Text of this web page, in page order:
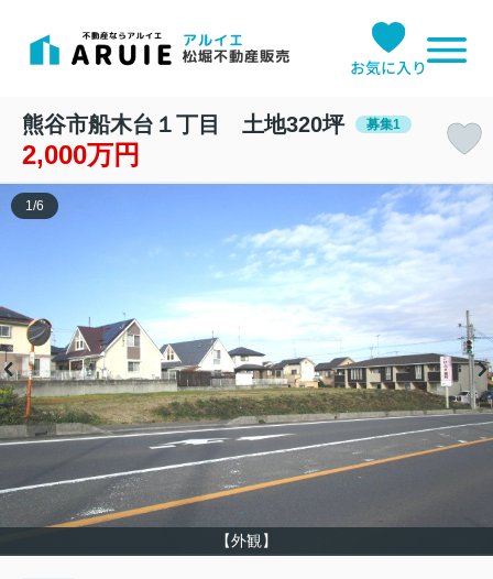
お気に入り
熊谷市船木台１丁目 土地320坪 募集1
2,000万円
【外観】
1/6